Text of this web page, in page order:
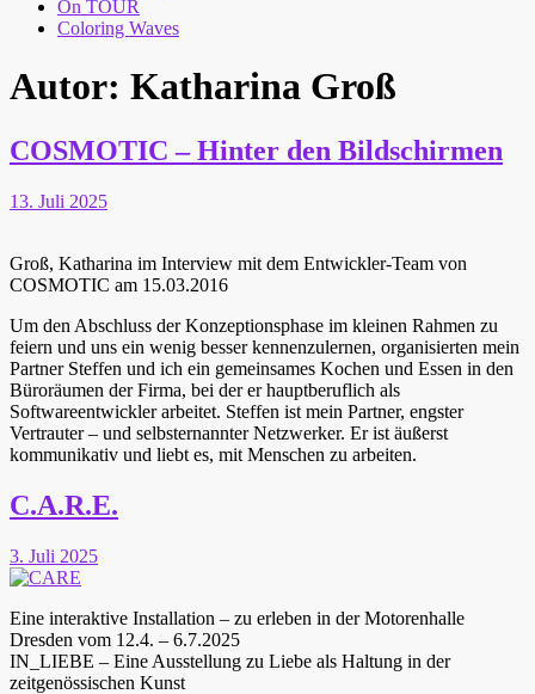
On TOUR
Coloring Waves
Autor: Katharina Groß
COSMOTIC – Hinter den Bildschirmen
13. Juli 2025
Groß, Katharina im Interview mit dem Entwickler-Team von
COSMOTIC am 15.03.2016
Um den Abschluss der Konzeptionsphase im kleinen Rahmen zu
feiern und uns ein wenig besser kennenzulernen, organisierten mein
Partner Steffen und ich ein gemeinsames Kochen und Essen in den
Büroräumen der Firma, bei der er hauptberuflich als
Softwareentwickler arbeitet. Steffen ist mein Partner, engster
Vertrauter – und selbsternannter Netzwerker. Er ist äußerst
kommunikativ und liebt es, mit Menschen zu arbeiten.
C.A.R.E.
3. Juli 2025
Eine interaktive Installation – zu erleben in der Motorenhalle
Dresden vom 12.4. – 6.7.2025
IN_LIEBE – Eine Ausstellung zu Liebe als Haltung in der
zeitgenössischen Kunst